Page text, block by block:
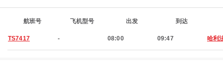
航班号 飞机型号 出发 到达
TS7417 - 08:00 09:47 哈利